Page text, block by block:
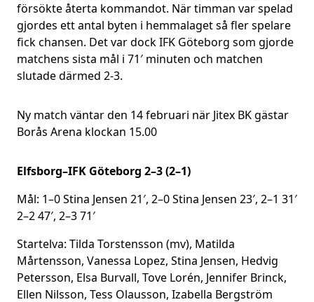
försökte återta kommandot. När timman var spelad
gjordes ett antal byten i hemmalaget så fler spelare
fick chansen. Det var dock IFK Göteborg som gjorde
matchens sista mål i 71′ minuten och matchen
slutade därmed 2-3.
Ny match väntar den 14 februari när Jitex BK gästar
Borås Arena klockan 15.00
Elfsborg–IFK Göteborg 2–3 (2–1)
Mål: 1–0 Stina Jensen 21′, 2–0 Stina Jensen 23′, 2–1 31′
2–2 47′, 2–3 71′
Startelva: Tilda Torstensson (mv), Matilda
Mårtensson, Vanessa Lopez, Stina Jensen, Hedvig
Petersson, Elsa Burvall, Tove Lorén, Jennifer Brinck,
Ellen Nilsson, Tess Olausson, Izabella Bergström